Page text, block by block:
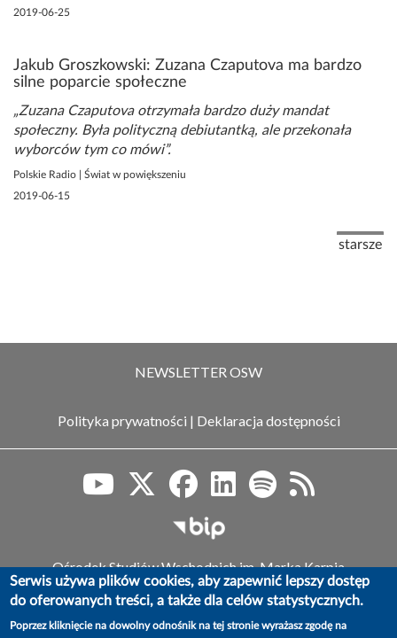
2019-06-25
Jakub Groszkowski: Zuzana Czaputova ma bardzo
silne poparcie społeczne
Zuzana Czaputova otrzymała bardzo duży mandat
społeczny. Była polityczną debiutantką, ale przekonała
wyborców tym co mówi
Polskie Radio | Świat w powiększeniu
2019-06-15
starsze
NEWSLETTER OSW
Polityka prywatności | Deklaracja dostępności
Biuletyn Informacji
Ośrodek Studiów Wschodnich im. Marka Karpia
ul. Koszykowa 6a, 00-564 Warszawa,
tel.: (+48) 22 525 80 00, faks: (+48) 22 525 80 40
e-mail: info@osw.waw.pl
Serwis używa plików cookies, aby zapewnić lepszy dostęp
do oferowanych treści, a także dla celów statystycznych.
Poprzez kliknięcie na dowolny odnośnik na tej stronie wyrażasz zgodę na